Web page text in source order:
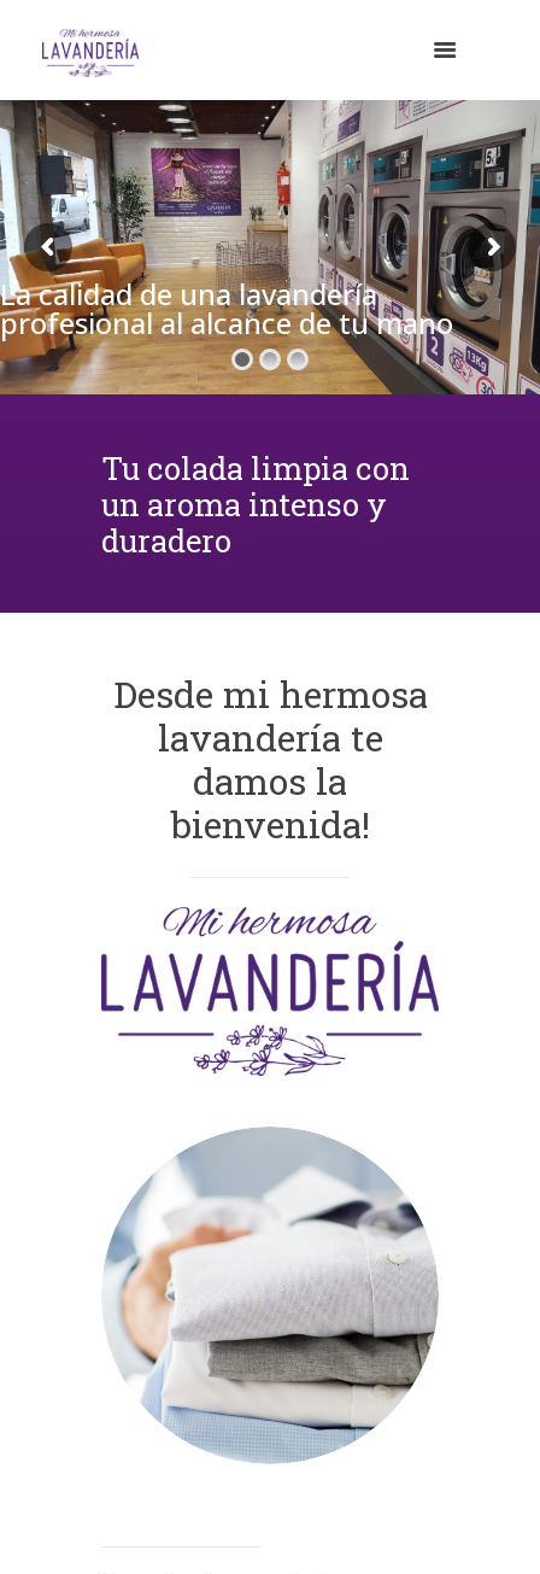
La calidad de una lavandería
profesional al alcance de tu mano
Tu colada limpia con
un aroma intenso y
duradero
Desde mi hermosa
lavandería te
damos la
bienvenida!